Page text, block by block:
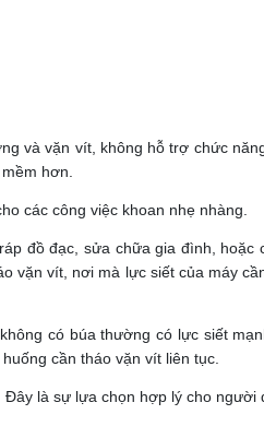
và vặn vít, không hỗ trợ chức
hơn.
các công việc khoan nhẹ nhàng.
đồ đạc, sửa chữa gia đình, hoặc
vặn vít, nơi mà lực siết của máy
có búa thường có lực siết
cần tháo vặn vít liên tục.
là sự lựa chọn hợp lý cho người